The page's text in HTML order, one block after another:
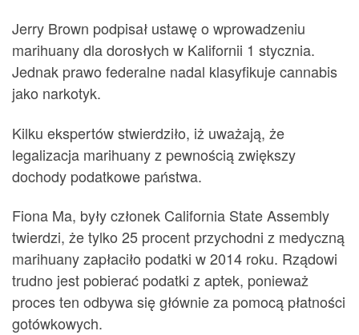
Jerry Brown podpisał ustawę o wprowadzeniu
marihuany dla dorosłych w Kalifornii 1 stycznia.
Jednak prawo federalne nadal klasyfikuje cannabis
jako narkotyk.
Kilku ekspertów stwierdziło, iż uważają, że
legalizacja marihuany z pewnością zwiększy
dochody podatkowe państwa.
Fiona Ma, były członek California State Assembly
twierdzi, że tylko 25 procent przychodni z medyczną
marihuany zapłaciło podatki w 2014 roku. Rządowi
trudno jest pobierać podatki z aptek, ponieważ
proces ten odbywa się głównie za pomocą płatności
gotówkowych.